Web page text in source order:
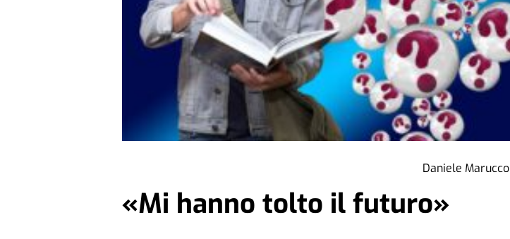
Daniele Marucco
«Mi hanno tolto il futuro»